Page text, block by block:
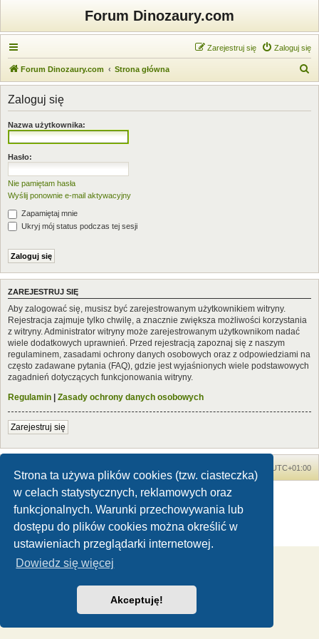
Strona ta używa plików cookies (tzw. ciasteczka)
w celach statystycznych, reklamowych oraz
funkcjonalnych. Warunki przechowywania lub
dostępu do plików cookies można określić w
ustawieniach przeglądarki internetowej.
Dowiedz się więcej
Akceptuję!
Forum Dinozaury.com
Zaloguj się
Zarejestruj się
Forum Dinozaury.com Strona główna
z
Zaloguj się
Nazwa użytkownika:
Hasło:
Nie pamiętam hasła
Wyślij ponownie e-mail aktywacyjny
Zapamiętaj mnie
Ukryj mój status podczas tej sesji
ZAREJESTRUJ SIĘ
Aby zalogować się, musisz być zarejestrowanym użytkownikiem witryny.
Rejestracja zajmuje tylko chwilę, a znacznie zwiększa możliwości korzystania
z witryny. Administrator witryny może zarejestrowanym użytkownikom nadać
wiele dodatkowych uprawnień. Przed rejestracją zapoznaj się z naszym
regulaminem, zasadami ochrony danych osobowych oraz z odpowiedziami na
często zadawane pytania (FAQ), gdzie jest wyjaśnionych wiele podstawowych
zagadnień dotyczących funkcjonowania witryny.
Regulamin | Zasady ochrony danych osobowych
Zarejestruj się
UTC+01:00
Dinozaury.com© 2006-2020
Technologię dostarczaphpBB® Forum Software © phpBB Limited
Zasady ochrony danych osobowych|Regulamin